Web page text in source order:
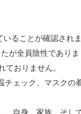
ることが確認され
が全員陰性であり
おりません。
ェック、マスクの